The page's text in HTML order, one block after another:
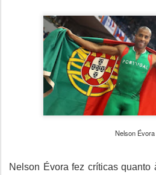
Nelson Évora
Nelson Évora fez críticas quanto